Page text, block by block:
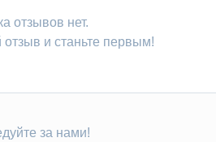
отзывов нет.
отзыв и станьте первым!
за нами!